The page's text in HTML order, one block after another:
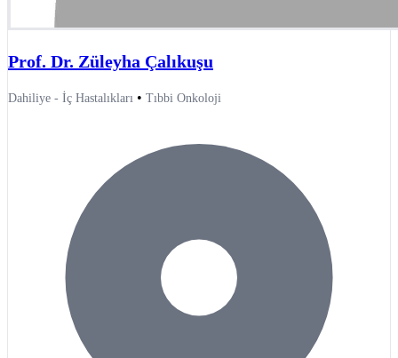
Prof. Dr. Züleyha Çalıkuşu
Dahiliye - İç Hastalıkları • Tıbbi Onkoloji